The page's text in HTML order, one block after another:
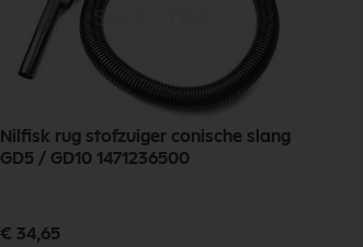
Nilfisk rug stofzuiger conische slang
GD5 / GD10 1471236500
€ 34,65